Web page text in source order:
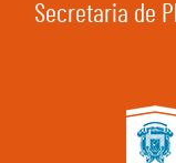
Secretaria de